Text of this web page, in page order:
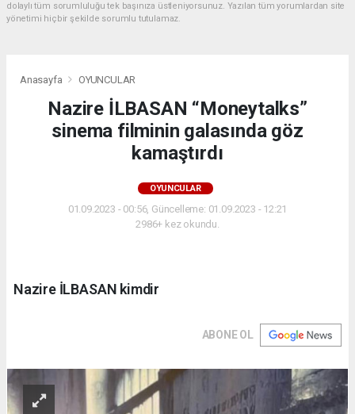
dolaylı tüm sorumluluğu tek başınıza üstleniyorsunuz. Yazılan tüm yorumlardan site
yönetimi hiçbir şekilde sorumlu tutulamaz.
Anasayfa OYUNCULAR
Nazire İLBASAN “Moneytalks”
sinema filminin galasında göz
kamaştırdı
OYUNCULAR
01.09.2023 - 00:56, Güncelleme: 01.09.2023 - 12:21
2986+ kez okundu.
Nazire İLBASAN kimdir
ABONE OL